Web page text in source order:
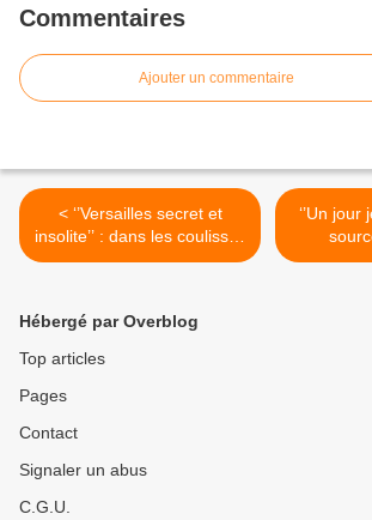
Commentaires
Ajouter un commentaire
< ‘’Versailles secret et
insolite’’ : dans les coulisses
de l'Histoire
‘’Un jour
Hébergé par Overblog
Top articles
Pages
Contact
Signaler un abus
C.G.U.